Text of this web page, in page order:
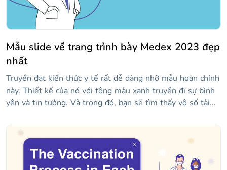
Mẫu slide về trang trình bày Medex 2023 đẹp
nhất
Truyền đạt kiến thức y tế rất dễ dàng nhờ mẫu hoàn chỉnh
này. Thiết kế của nó với tông màu xanh truyền đi sự bình
yên và tin tưởng. Và trong đó, bạn sẽ tìm thấy vô số tài
của bạn. Các phần để chia thông tin thành các khối, đồ họa
thông tin để chi tiết lịch sử y tế, biểu đồ để làm nổi bật
những phát hiện, bảng so sánh và dòng thời gian của bạn.
Và tất cả đều có hình minh họa của Stories!